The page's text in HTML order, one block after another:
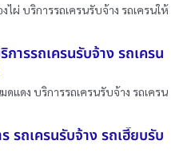
ผ่ บริการรถเครนรับจ้าง รถเครนให้
ารรถเครนรับจ้าง รถเครน
แดง บริการรถเครนรับจ้าง รถเครน
รถเครนรับจ้าง รถเฮี๊ยบรับ